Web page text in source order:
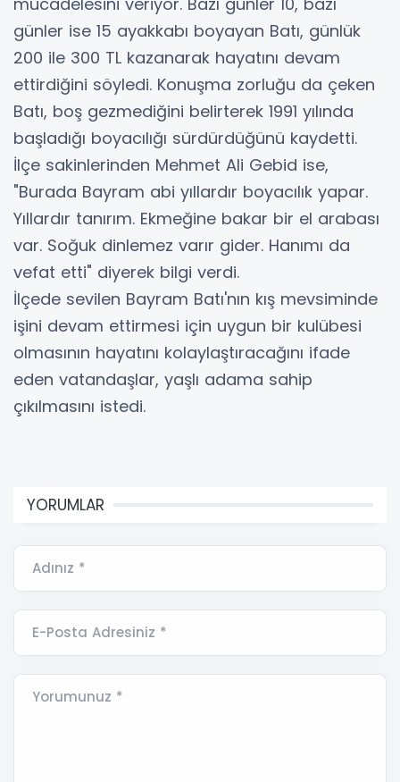
günler ise 15 ayakkabı boyayan Batı, günlük
200 ile 300 TL kazanarak hayatını devam
ettirdiğini söyledi. Konuşma zorluğu da çeken
Batı, boş gezmediğini belirterek 1991 yılında
başladığı boyacılığı sürdürdüğünü kaydetti.
İlçe sakinlerinden Mehmet Ali Gebid ise,
"Burada Bayram abi yıllardır boyacılık yapar.
Yıllardır tanırım. Ekmeğine bakar bir el arabası
var. Soğuk dinlemez varır gider. Hanımı da
vefat etti" diyerek bilgi verdi.
İlçede sevilen Bayram Batı'nın kış mevsiminde
işini devam ettirmesi için uygun bir kulübesi
olmasının hayatını kolaylaştıracağını ifade
eden vatandaşlar, yaşlı adama sahip
çıkılmasını istedi.
YORUMLAR
Adınız *
E-Posta Adresiniz *
Yorumunuz *